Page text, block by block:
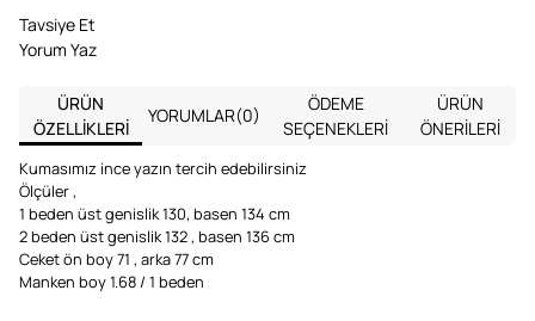
Tavsiye Et
Yorum Yaz
ÜRÜN
ÖZELLIKLERI
YORUMLAR(0)
ÖDEME
SEÇENEKLERI
ÜRÜN
ÖNERILERI
Kumasımız ince yazın tercih edebilirsiniz
Ölçüler ,
1 beden üst genislik 130, basen 134 cm
2 beden üst genislik 132 , basen 136 cm
Ceket ön boy 71 , arka 77 cm
Manken boy 1.68 / 1 beden